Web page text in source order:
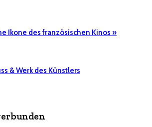
Ikone des französischen Kinos »
& Werk des Künstlers